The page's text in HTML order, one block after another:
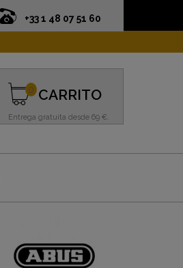
+33 1 48 07 51 60
CARRITO
Entrega gratuita desde 69 €.
0